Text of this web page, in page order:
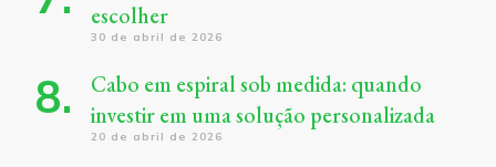
escolher
30 de abril de 2026
Cabo em espiral sob medida: quando
investir em uma solução personalizada
20 de abril de 2026